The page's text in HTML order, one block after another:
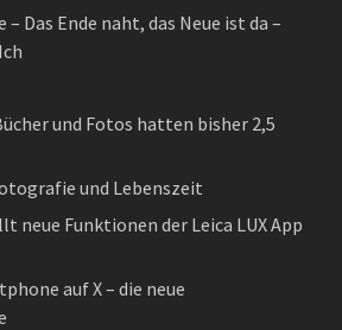
– Das Ende naht, das Neue ist da –
und Fotos hatten bisher 2,5
und Lebenszeit
neue Funktionen der Leica LUX App
auf X – die neue